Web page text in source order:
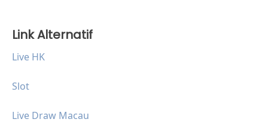
Link Alternatif
Live HK
Slot
Live Draw Macau